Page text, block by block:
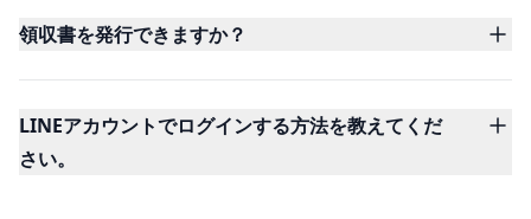
領収書を発行できますか？
LINEアカウントでログインする方法を教えてくだ
さい。